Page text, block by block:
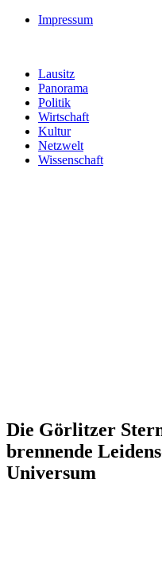
Impressum
Lausitz
Panorama
Politik
Wirtschaft
Kultur
Netzwelt
Wissenschaft
Die Görlitzer
brennende
Universum